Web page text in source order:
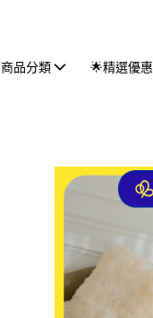
商品分類 🌟精選優惠